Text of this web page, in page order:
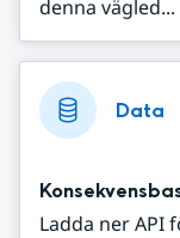
denna vägled...
Data
Ladda ner API